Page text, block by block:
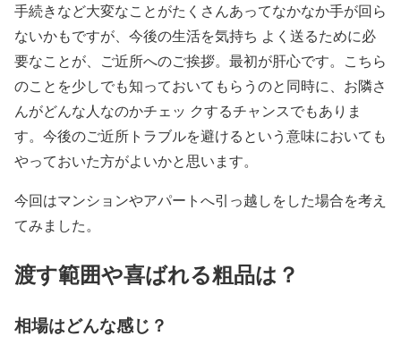
手続きなど大変なことがたくさんあってなかなか手が回ら
ないかもですが、今後の生活を気持ち よく送るために必
要なことが、ご近所へのご挨拶。最初が肝心です。こちら
のことを少しでも知っておいてもらうのと同時に、お隣さ
んがどんな人なのかチェッ クするチャンスでもありま
す。今後のご近所トラブルを避けるという意味においても
やっておいた方がよいかと思います。
今回はマンションやアパートへ引っ越しをした場合を考え
てみました。
渡す範囲や喜ばれる粗品は？
相場はどんな感じ？